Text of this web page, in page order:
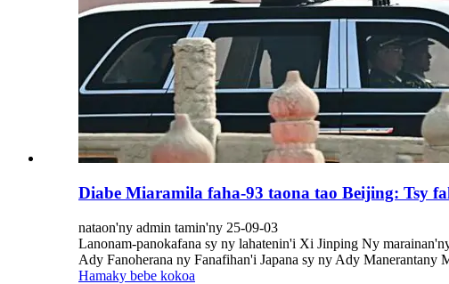
Diabe Miaramila faha-93 taona tao Beijing: Tsy
nataon'ny admin tamin'ny 25-09-03
Lanonam-panokafana sy ny lahatenin'i Xi Jinping Ny
Ady Fanoherana ny Fanafihan'i Japana sy ny Ady
Hamaky bebe kokoa